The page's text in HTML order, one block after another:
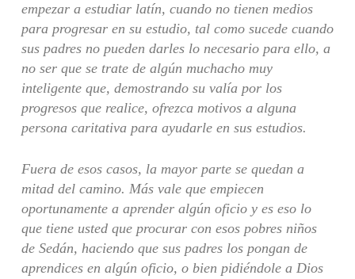
empezar a estudiar latín, cuando no tienen medios
para progresar en su estudio, tal como sucede cuando
sus padres no pueden darles lo necesario para ello, a
no ser que se trate de algún muchacho muy
inteligente que, demostrando su valía por los
progresos que realice, ofrezca motivos a alguna
persona caritativa para ayudarle en sus estudios.
Fuera de esos casos, la mayor parte se quedan a
mitad del camino. Más vale que empiecen
oportunamente a aprender algún oficio y es eso lo
que tiene usted que procurar con esos pobres niños
de Sedán, haciendo que sus padres los pongan de
aprendices en algún oficio, o bien pidiéndole a Dios